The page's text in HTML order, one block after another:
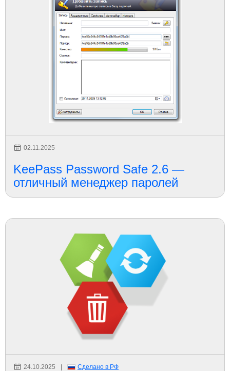
02.11.2025
KeePass Password Safe 2.6 —
отличный менеджер паролей
24.10.2025 | Сделано в РФ